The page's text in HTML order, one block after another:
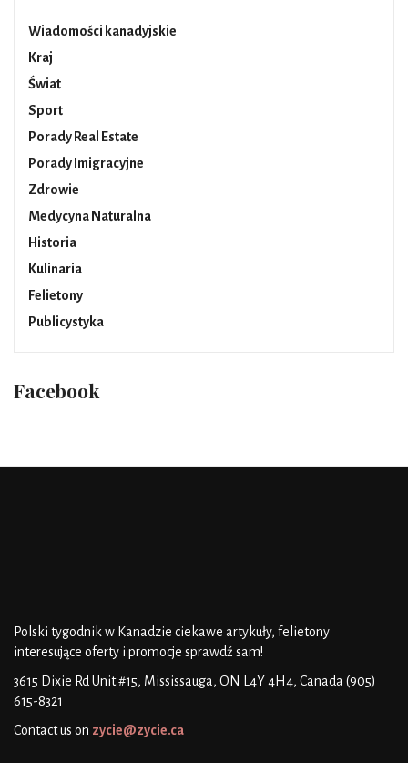
Wiadomości kanadyjskie
Kraj
Świat
Sport
Porady Real Estate
Porady Imigracyjne
Zdrowie
Medycyna Naturalna
Historia
Kulinaria
Felietony
Publicystyka
Facebook
Polski tygodnik w Kanadzie ciekawe artykuły, felietony
interesujące oferty i promocje sprawdź sam!
3615 Dixie Rd Unit #15, Mississauga, ON L4Y 4H4, Canada (905)
615-8321
Contact us on zycie@zycie.ca